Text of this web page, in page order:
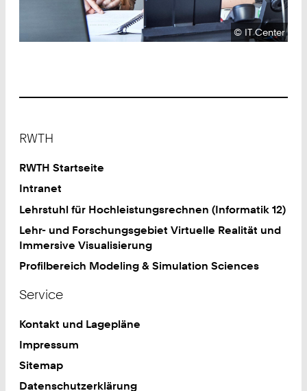
Urheberrecht:
© IT Center
RWTH
RWTH Startseite
Intranet
Lehrstuhl für Hochleistungsrechnen (Informatik 12)
Lehr- und Forschungsgebiet Virtuelle Realität und
Immersive Visualisierung
Profilbereich Modeling & Simulation Sciences
Service
Kontakt und Lagepläne
Impressum
Sitemap
Datenschutzerklärung